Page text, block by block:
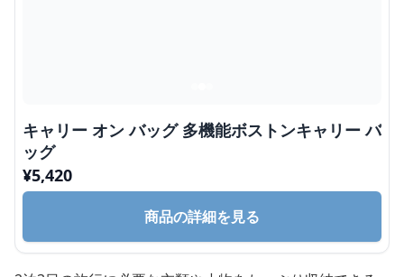
キャリー オン バッグ 多機能ボストンキャリー バ
ッグ
¥5,420
商品の詳細を見る